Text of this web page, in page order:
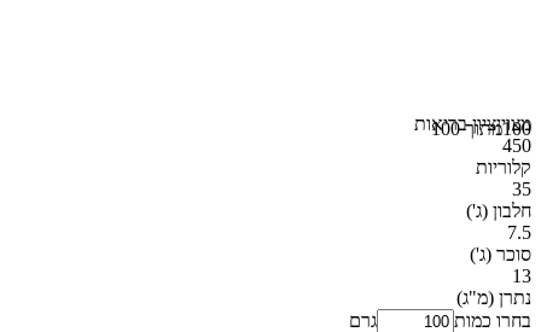
100מתוך 100מצויןציון בריאות
450
קלוריות
35
חלבון (ג')
7.5
סוכר (ג')
13
נתרן (מ"ג)
בחרו כמות
גרם